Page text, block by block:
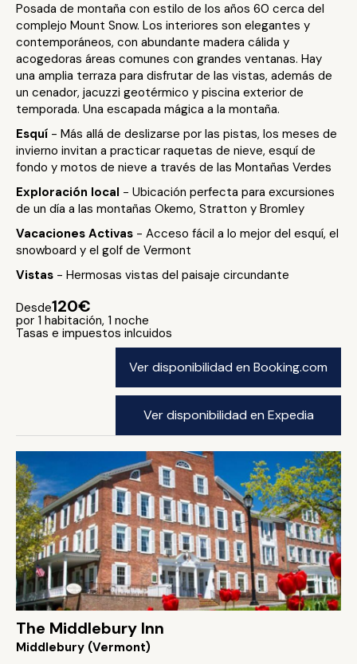
Posada de montaña con estilo de los años 60 cerca del
complejo Mount Snow. Los interiores son elegantes y
contemporáneos, con abundante madera cálida y
acogedoras áreas comunes con grandes ventanas. Hay
una amplia terraza para disfrutar de las vistas, además de
un cenador, jacuzzi geotérmico y piscina exterior de
temporada. Una escapada mágica a la montaña.
Esquí - Más allá de deslizarse por las pistas, los meses de
invierno invitan a practicar raquetas de nieve, esquí de
fondo y motos de nieve a través de las Montañas Verdes
Exploración local - Ubicación perfecta para excursiones
de un día a las montañas Okemo, Stratton y Bromley
Vacaciones Activas - Acceso fácil a lo mejor del esquí, el
snowboard y el golf de Vermont
Vistas - Hermosas vistas del paisaje circundante
Desde120€
por 1 habitación, 1 noche
Tasas e impuestos inlcuidos
Ver disponibilidad en Booking.com
Ver disponibilidad en Expedia
The Middlebury Inn
Middlebury (Vermont)